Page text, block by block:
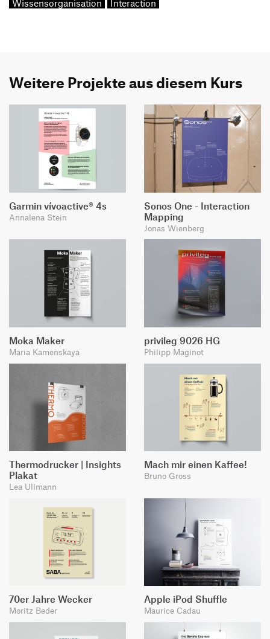
Wissensorganisation Interaction
Weitere Projekte aus diesem Kurs
Garmin vívoactive® 4s
Annalena Stein
Sonos One - Interaction
Mapping
Jonas Wienberg
Moka Maker
Maria Kamenskaya
privileg 9026 HG
Philipp Maginot
Thermodrucker | Insights
Plakat
Lea Ullmann
Mach mir einen Kaffee!
Bruno Gross
70er Jahre Wecker
Moritz Beder
Apple iPod Shuffle
Maurice Cadau